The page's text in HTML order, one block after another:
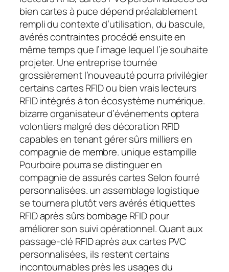
bien cartes à puce dépend préalablement
rempli du contexte d’utilisation, du bascule,
avérés contraintes procédé ensuite en
même temps que l’image lequel l’je souhaite
projeter. Une entreprise tournée
grossièrement l’nouveauté pourra privilégier
certains cartes RFID ou bien vrais lecteurs
RFID intégrés à ton écosystème numérique.
bizarre organisateur d’événements optera
volontiers malgré des décoration RFID
capables en tenant gérer sûrs milliers en
compagnie de membre. unique estampille
Pourboire pourra se distinguer en
compagnie de assurés cartes Selon fourré
personnalisées. un assemblage logistique
se tournera plutôt vers avérés étiquettes
RFID après sûrs bombage RFID pour
améliorer son suivi opérationnel. Quant aux
passage-clé RFID après aux cartes PVC
personnalisées, ils restent certains
incontournables près les usages du